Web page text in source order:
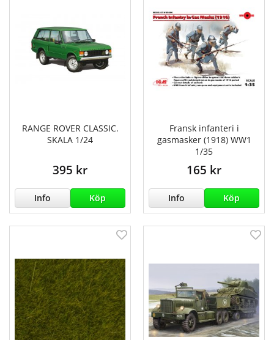
RANGE ROVER CLASSIC.
SKALA 1/24
395 kr
Info Köp
Fransk infanteri i
gasmasker (1918) WW1
1/35
165 kr
Info Köp